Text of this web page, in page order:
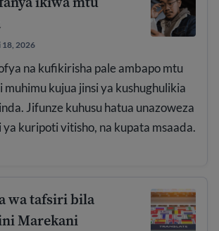
18, 2026
na kufikirisha pale ambapo mtu
muhimu kujua jinsi ya kushughulikia
Jifunze kuhusu hatua unazoweza
ya kuripoti vitisho, na kupata msaada.
wa tafsiri bila
Marekani